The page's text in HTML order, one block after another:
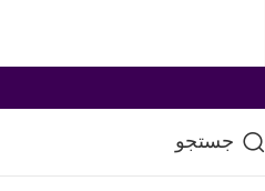
جستجو